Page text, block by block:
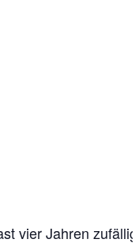
vier Jahren zufällig